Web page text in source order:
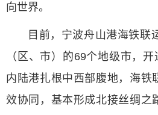
向世界。
目前，宁波舟山港海铁联
（区、市）的69个地级市，
内陆港扎根中西部腹地，海铁
效协同，基本形成北接丝绸之